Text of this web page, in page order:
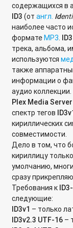
Почему мой
позднее
Что означает
несколько
Можно на
жестком диске?
Почему при
сетевому
как 0MB?
Почему после
отличается от
Как увеличить
устройствах
Как
рабочей среде
содержащихся в
ID3 (отангл. Id
наиболее часто
форматеMP3. ID3
трека, альбома,
используются
также
информации о
аудио коллекции.
Plex MediaServer
спектр тегов ID3v
кириллических
совместимости.
Дело в том, что
кириллицу
умолчанию,
сразу
Требования к ID
следующие:
ID3v1 – только
ID3v2.3 UTF-16 –